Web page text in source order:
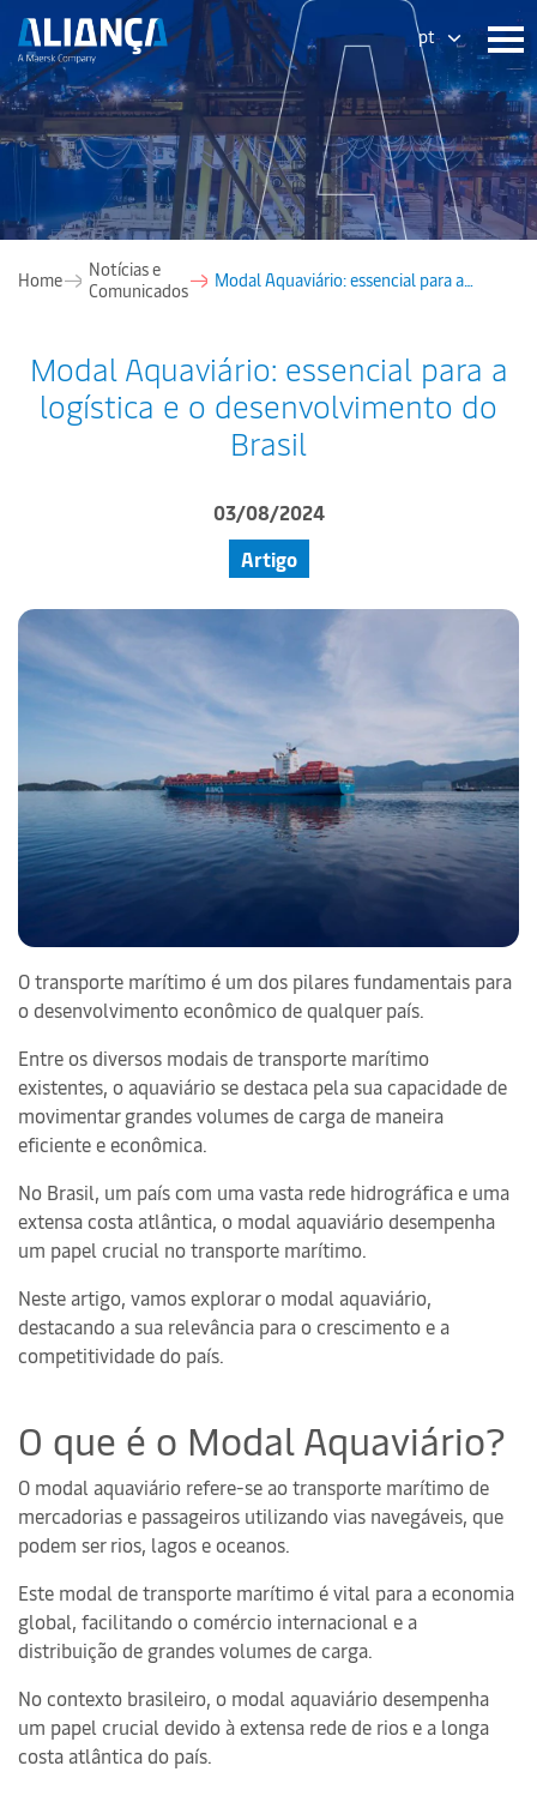
pt
Home
Notícias e
Comunicados
Modal Aquaviário: essencial para a
Modal Aquaviário: essencial para a
logística e o desenvolvimento do
Brasil
03/08/2024
Artigo
O transporte marítimo é um dos pilares fundamentais para
o desenvolvimento econômico de qualquer país.
Entre os diversos modais de transporte marítimo
existentes, o aquaviário se destaca pela sua capacidade de
movimentar grandes volumes de carga de maneira
eficiente e econômica.
No Brasil, um país com uma vasta rede hidrográfica e uma
extensa costa atlântica, o modal aquaviário desempenha
um papel crucial no transporte marítimo.
Neste artigo, vamos explorar o modal aquaviário,
destacando a sua relevância para o crescimento e a
competitividade do país.
O que é o Modal Aquaviário?
O modal aquaviário refere-se ao transporte marítimo de
mercadorias e passageiros utilizando vias navegáveis, que
podem ser rios, lagos e oceanos.
Este modal de transporte marítimo é vital para a economia
global, facilitando o comércio internacional e a
distribuição de grandes volumes de carga.
No contexto brasileiro, o modal aquaviário desempenha
um papel crucial devido à extensa rede de rios e a longa
costa atlântica do país.